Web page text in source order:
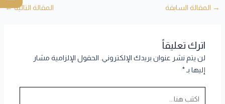
→ المقالة السابقة المقالة التالية←
اترك تعليقاً
لن يتم نشر عنوان بريدك الإلكتروني. الحقول الإلزامية مشار
إليها بـ*